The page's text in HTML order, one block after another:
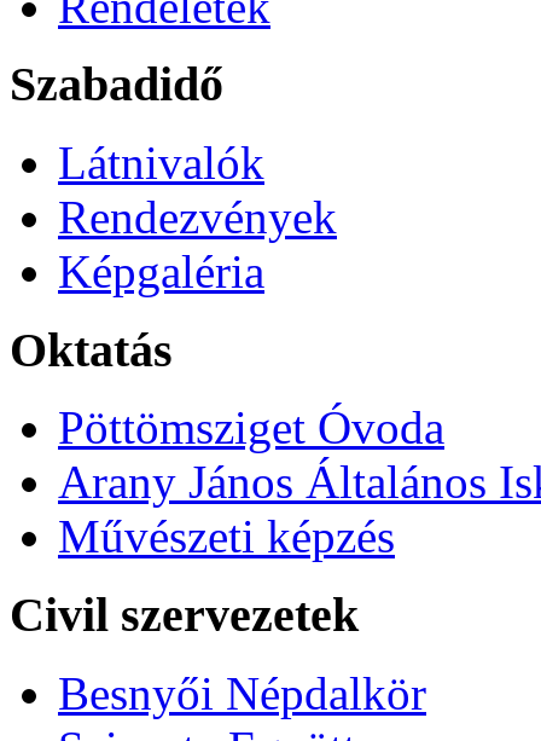
Szabadidő
Látnivalók
Rendezvények
Képgaléria
Oktatás
Pöttömsziget Óvoda
Arany János Általános
Művészeti képzés
Civil szervezetek
Besnyői Népdalkör